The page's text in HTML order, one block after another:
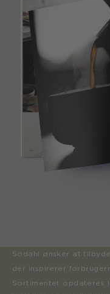
Södahl ønsker at
der inspirerer
Sortimentet opdateres